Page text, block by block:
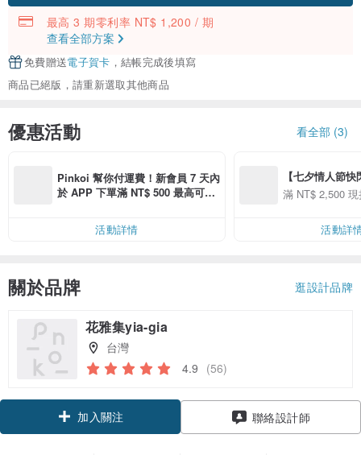
最高 3 期零利率 NT$ 1,200 / 期
查看全部方案
免費贈送電子賀卡 ，結帳完成後填寫
商品已絕版，請重新選取其他商品
優惠活動 看全部 (3)
Pinkoi 幫你付運費！新會員 7 天內
於 APP 下單滿 NT$ 500 最高可折
活動詳情
【七夕情人節
用 APP 購買任
00 現折 NT$100
滿 NT$ 2,500
活動詳
關於品牌 逛設計品牌
花雅集yia-gia
台灣
4.9 (56)
加入關注 聯絡設計師